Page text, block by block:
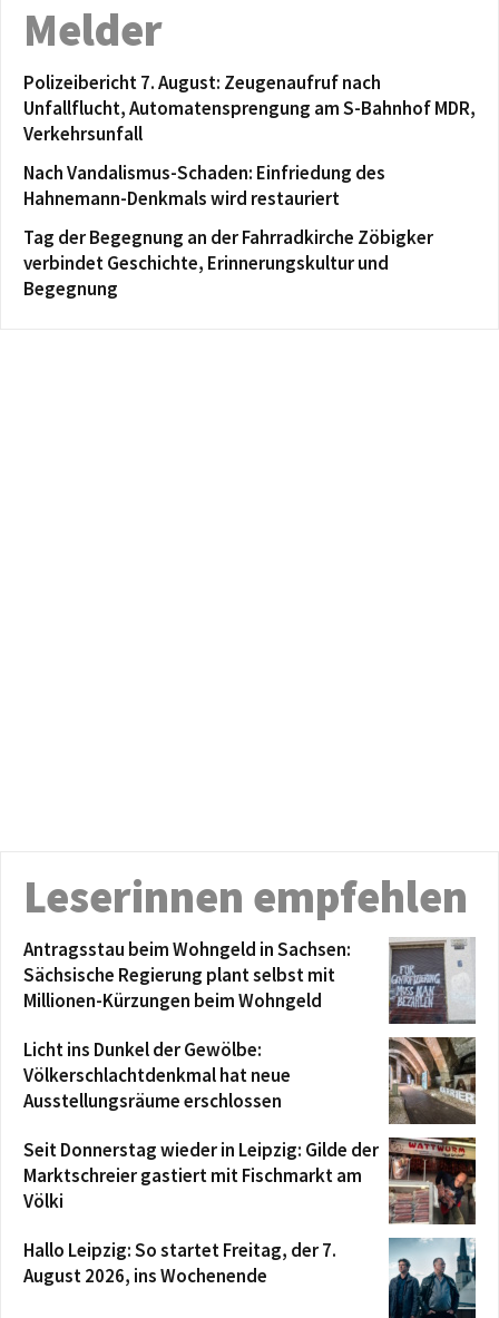
Melder
Polizeibericht 7. August: Zeugenaufruf nach
Unfallflucht, Automatensprengung am S-Bahnhof MDR,
Verkehrsunfall
Nach Vandalismus-Schaden: Einfriedung des
Hahnemann-Denkmals wird restauriert
Tag der Begegnung an der Fahrradkirche Zöbigker
verbindet Geschichte, Erinnerungskultur und
Begegnung
Leserinnen empfehlen
Antragsstau beim Wohngeld in Sachsen:
Sächsische Regierung plant selbst mit
Millionen-Kürzungen beim Wohngeld
Licht ins Dunkel der Gewölbe:
Völkerschlachtdenkmal hat neue
Ausstellungsräume erschlossen
Seit Donnerstag wieder in Leipzig: Gilde der
Marktschreier gastiert mit Fischmarkt am
Völki
Hallo Leipzig: So startet Freitag, der 7.
August 2026, ins Wochenende